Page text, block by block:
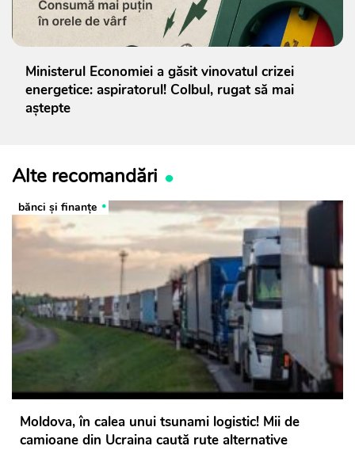
Ministerul Economiei a găsit vinovatul crizei
energetice: aspiratorul! Colbul, rugat să mai
aștepte
Alte recomandări
bănci şi finanţe
Moldova, în calea unui tsunami logistic! Mii de
camioane din Ucraina caută rute alternative